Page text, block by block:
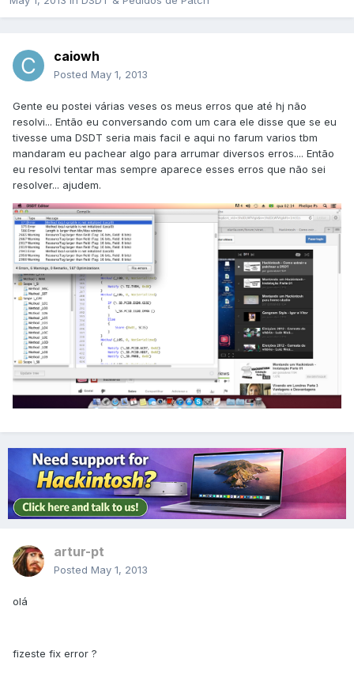
caiowh
Posted May 1, 2013
Gente eu postei várias veses os meus erros que até hj não
resolvi... Então eu conversando com um cara ele disse que se eu
tivesse uma DSDT seria mais facil e aqui no farum varios tbm
mandaram eu pachear algo para arrumar diversos erros.... Então
eu resolvi tentar mas sempre aparece esses erros que não sei
resolver... ajudem.
artur-pt
Posted May 1, 2013
olá
fizeste fix error ?